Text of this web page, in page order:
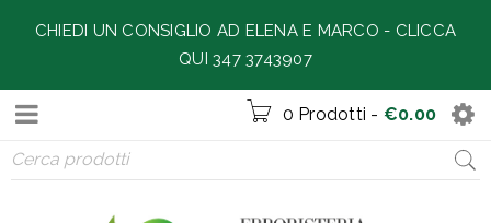
0 Prodotti - €0.00
CHIEDI UN CONSIGLIO AD ELENA E MARCO - CLICCA
QUI 347 3743907